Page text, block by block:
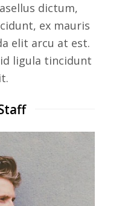
dictum,
ex mauris
elit arcu at est.
ligula tincidunt